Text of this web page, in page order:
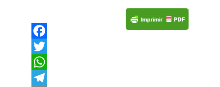
Facebook
Twitter
WhatsApp